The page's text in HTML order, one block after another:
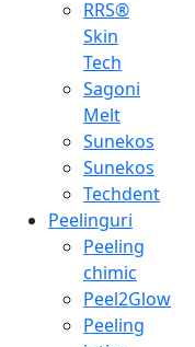
RRS®
Skin
Tech
Sagoni
Melt
Sunekos
Sunekos
Techdent
Peelinguri
Peeling
chimic
Peel2Glow
Peeling